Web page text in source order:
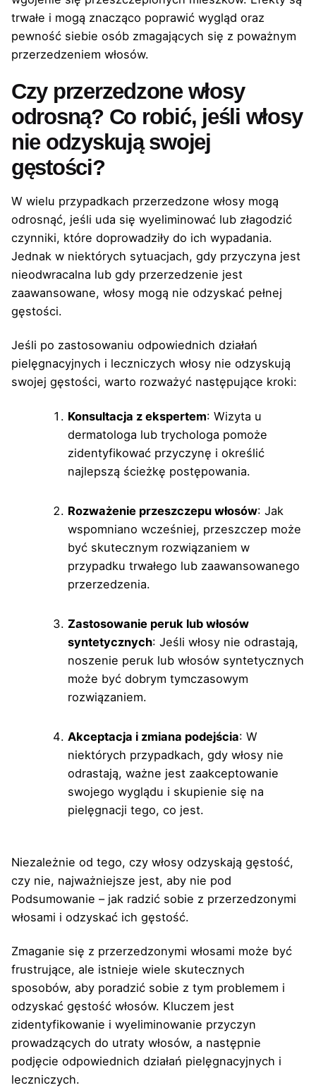
trwałe i mogą znacząco poprawić wygląd oraz
pewność siebie osób zmagających się z poważnym
przerzedzeniem włosów.
Czy przerzedzone włosy
odrosną? Co robić, jeśli włosy
nie odzyskują swojej
gęstości?
W wielu przypadkach przerzedzone włosy mogą
odrosnąć, jeśli uda się wyeliminować lub złagodzić
czynniki, które doprowadziły do ich wypadania.
Jednak w niektórych sytuacjach, gdy przyczyna jest
nieodwracalna lub gdy przerzedzenie jest
zaawansowane, włosy mogą nie odzyskać pełnej
gęstości.
Jeśli po zastosowaniu odpowiednich działań
pielęgnacyjnych i leczniczych włosy nie odzyskują
swojej gęstości, warto rozważyć następujące kroki:
Konsultacja z ekspertem: Wizyta u
dermatologa lub trychologa pomoże
zidentyfikować przyczynę i określić
najlepszą ścieżkę postępowania.
Rozważenie przeszczepu włosów: Jak
wspomniano wcześniej, przeszczep może
być skutecznym rozwiązaniem w
przypadku trwałego lub zaawansowanego
przerzedzenia.
Zastosowanie peruk lub włosów
syntetycznych: Jeśli włosy nie odrastają,
noszenie peruk lub włosów syntetycznych
może być dobrym tymczasowym
rozwiązaniem.
Akceptacja i zmiana podejścia: W
niektórych przypadkach, gdy włosy nie
odrastają, ważne jest zaakceptowanie
swojego wyglądu i skupienie się na
pielęgnacji tego, co jest.
Niezależnie od tego, czy włosy odzyskają gęstość,
czy nie, najważniejsze jest, aby nie pod
Podsumowanie – jak radzić sobie z przerzedzonymi
włosami i odzyskać ich gęstość.
Zmaganie się z przerzedzonymi włosami może być
frustrujące, ale istnieje wiele skutecznych
sposobów, aby poradzić sobie z tym problemem i
odzyskać gęstość włosów. Kluczem jest
zidentyfikowanie i wyeliminowanie przyczyn
prowadzących do utraty włosów, a następnie
podjęcie odpowiednich działań pielęgnacyjnych i
leczniczych.